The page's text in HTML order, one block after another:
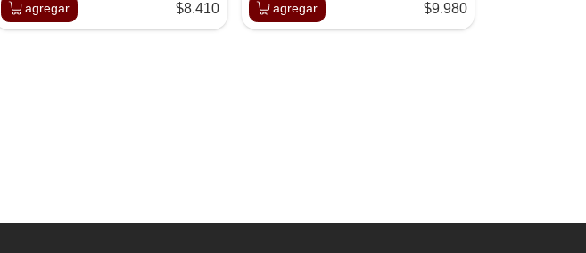
agregar $8.410 agregar $9.980